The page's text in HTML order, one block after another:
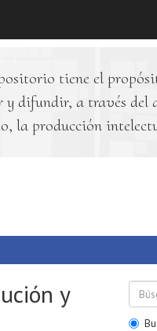
tiene el
y difundir, a través del
la producción
y